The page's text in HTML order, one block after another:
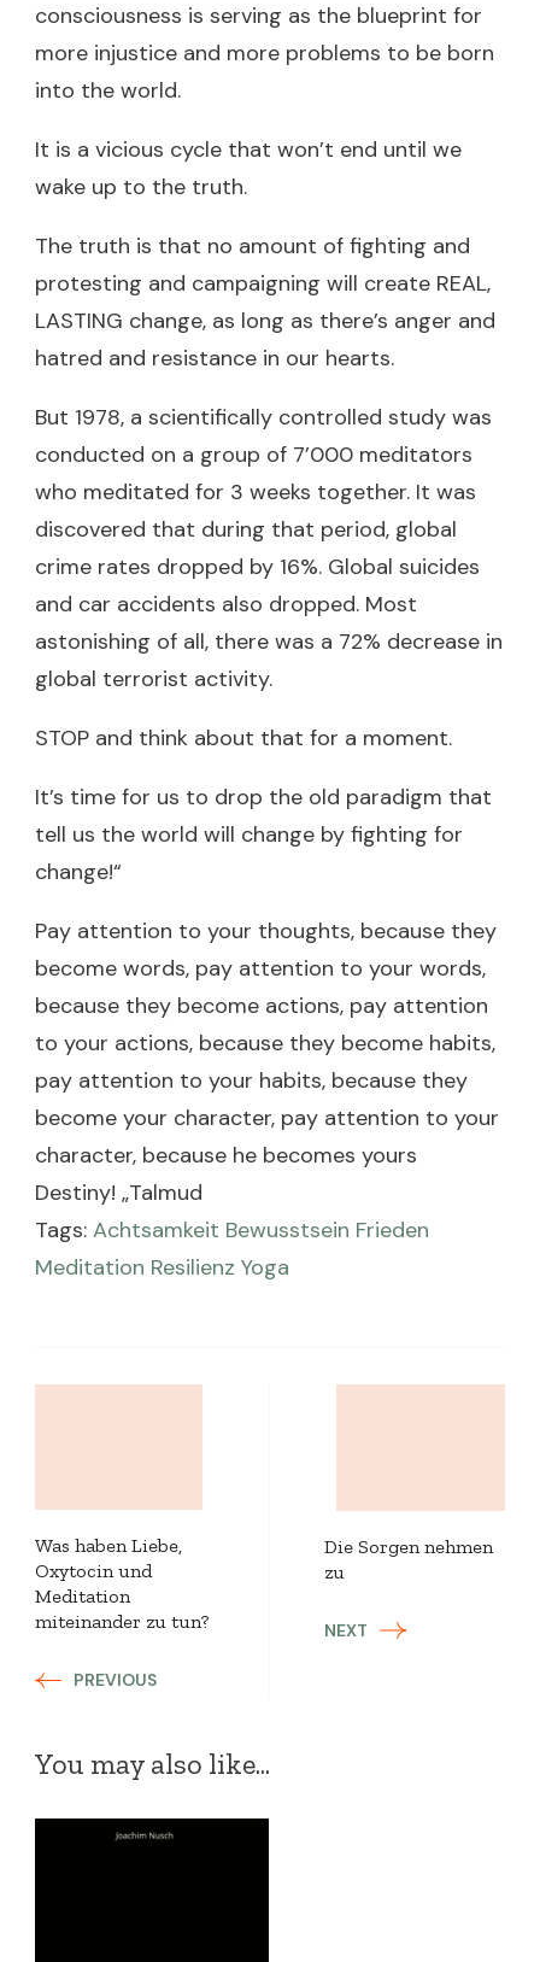
consciousness is serving as the blueprint for
more injustice and more problems to be born
into the world.
It is a vicious cycle that won’t end until we
wake up to the truth.
The truth is that no amount of fighting and
protesting and campaigning will create REAL,
LASTING change, as long as there’s anger and
hatred and resistance in our hearts.
But 1978, a scientifically controlled study was
conducted on a group of 7’000 meditators
who meditated for 3 weeks together. It was
discovered that during that period, global
crime rates dropped by 16%. Global suicides
and car accidents also dropped. Most
astonishing of all, there was a 72% decrease in
global terrorist activity.
STOP and think about that for a moment.
It’s time for us to drop the old paradigm that
tell us the world will change by fighting for
change!“
Pay attention to your thoughts, because they
become words, pay attention to your words,
because they become actions, pay attention
to your actions, because they become habits,
pay attention to your habits, because they
become your character, pay attention to your
character, because he becomes yours
Destiny! „Talmud
Tags: Achtsamkeit Bewusstsein Frieden
Meditation Resilienz Yoga
Was haben Liebe,
Oxytocin und
Meditation
miteinander zu tun?
PREVIOUS
Die Sorgen nehmen
zu
NEXT
You may also like...